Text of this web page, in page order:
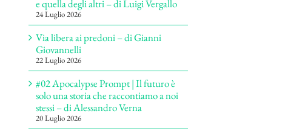
e quella degli altri – di Luigi Vergallo
24 Luglio 2026
Via libera ai predoni – di Gianni
Giovannelli
22 Luglio 2026
#02 Apocalypse Prompt | Il futuro è
solo una storia che raccontiamo a noi
stessi – di Alessandro Verna
20 Luglio 2026